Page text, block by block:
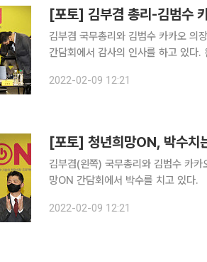
[포토] 김부겸 총리-김범수
김부겸 국무총리와 김범수 카카오 의
간담회에서 감사의 인사를 하고 있다
2022-02-09 12:21
[포토] 청년희망ON, 박수치
김부겸(왼쪽) 국무총리와 김범수 카
망ON 간담회에서 박수를 치고 있다.
2022-02-09 12:21